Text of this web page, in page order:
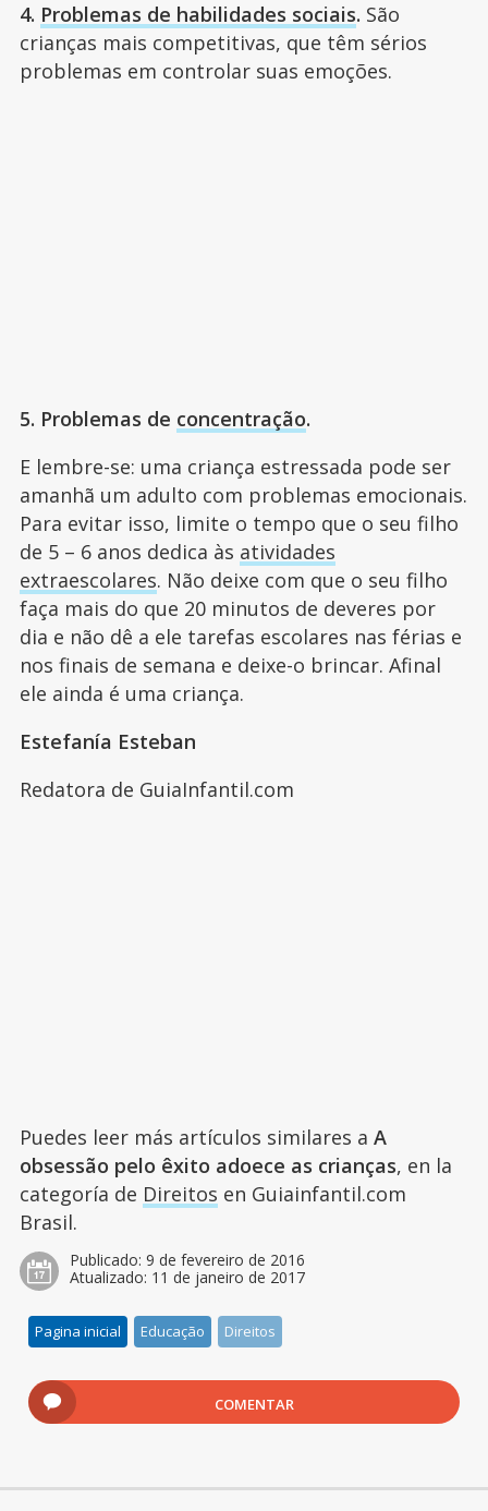
4. Problemas de habilidades sociais. São
crianças mais competitivas, que têm sérios
problemas em controlar suas emoções.
5. Problemas de concentração.
E lembre-se: uma criança estressada pode ser
amanhã um adulto com problemas emocionais.
Para evitar isso, limite o tempo que o seu filho
de 5 – 6 anos dedica às atividades
extraescolares. Não deixe com que o seu filho
faça mais do que 20 minutos de deveres por
dia e não dê a ele tarefas escolares nas férias e
nos finais de semana e deixe-o brincar. Afinal
ele ainda é uma criança.
Estefanía Esteban
Redatora de GuiaInfantil.com
Puedes leer más artículos similares a A
obsessão pelo êxito adoece as crianças, en la
categoría de Direitos en Guiainfantil.com
Brasil.
Publicado: 9 de fevereiro de 2016
Atualizado: 11 de janeiro de 2017
Pagina inicial Educação Direitos
COMENTAR